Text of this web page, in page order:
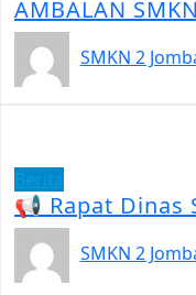
AMBALAN
SMKN 2
📢 Rapat Dinas
SMKN 2